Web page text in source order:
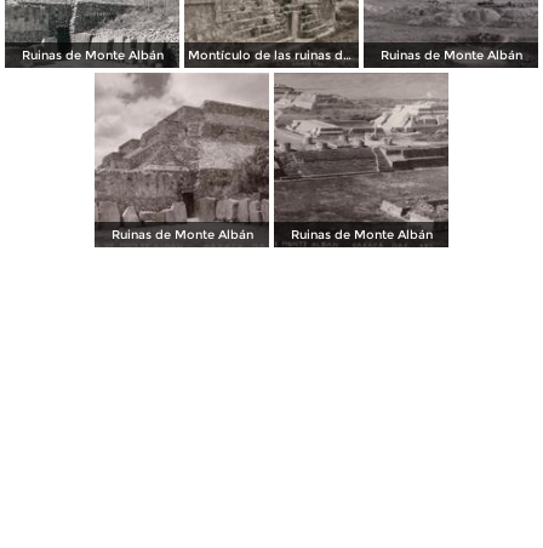
Ruinas de Monte Albán Montículo de las ruinas de Monte Albán Ruinas de Monte Albán
Ruinas de Monte Albán Ruinas de Monte Albán